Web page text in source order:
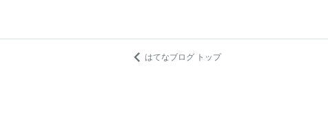
はてなブログ トップ